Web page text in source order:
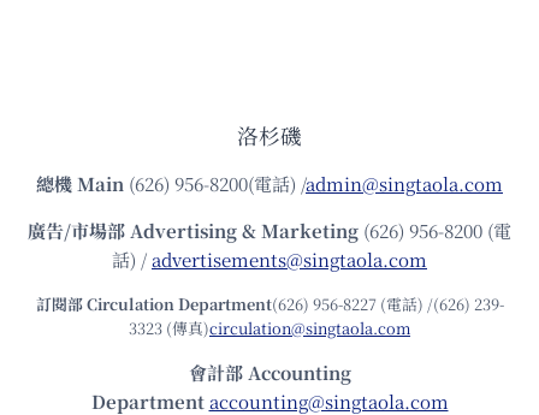
洛杉磯
總機Main (626) 956-8200(電話) /admin@singtaola.com
廣告/市場部Advertising & Marketing (626) 956-8200 (電
話) /advertisements@singtaola.com
訂閱部 Circulation Department(626) 956-8227 (電話) /(626) 239-
3323 (傳真)circulation@singtaola.com
會計部 Accounting
Department accounting@singtaola.com